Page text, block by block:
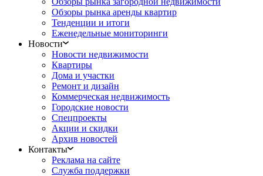
Обзоры рынка аренды квартир
Тенденции и итоги
Еженедельные мониторинги
Новости
Новости недвижимости
Квартиры
Дома и участки
Ремонт и дизайн
Коммерческая недвижимость
Городские новости
Спецпроекты
Акции и скидки
Архив новостей
Контакты
Реклама на сайте
Служба поддержки